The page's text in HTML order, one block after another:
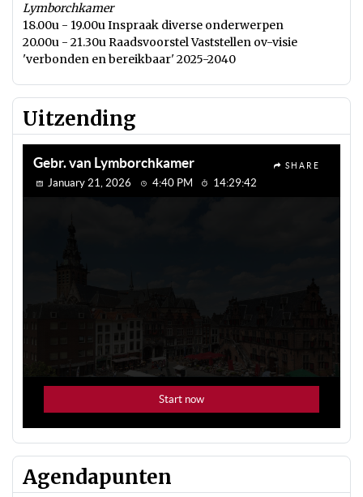
Lymborchkamer
18.00u - 19.00u Inspraak diverse onderwerpen
20.00u - 21.30u Raadsvoorstel Vaststellen ov-visie
'verbonden en bereikbaar' 2025-2040
Uitzending
Agendapunten